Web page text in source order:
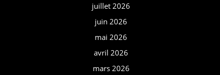
juillet 2026
juin 2026
mai 2026
avril 2026
mars 2026